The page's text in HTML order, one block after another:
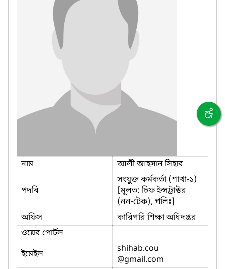
নাম আলী আহসান সিহাব
পদবি
সংযুক্ত কর্মকর্তা (শাখা-১)
[মূলত: চিফ ইন্সট্রাক্টর
(নন-টেক), পলিঃ]
অফিস
কারিগরি শিক্ষা অধিদপ্তর
ওয়েব পোর্টল
ইমেইল
shihab.cou
@gmail.com